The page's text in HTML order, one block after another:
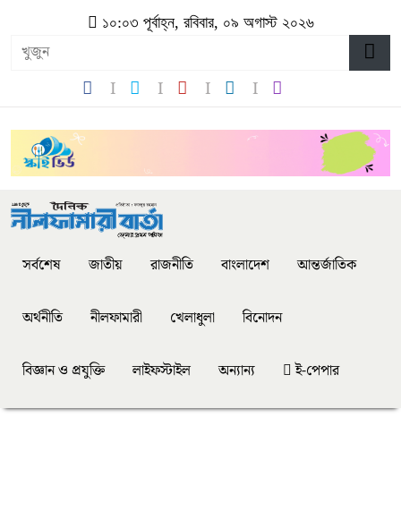
১০:০৩ পূর্বাহ্ন, রবিবার, ০৯ অগাস্ট ২০২৬
সর্বশেষ জাতীয় রাজনীতি বাংলাদেশ আন্তর্জাতিক
অর্থনীতি নীলফামারী খেলাধুলা বিনোদন
বিজ্ঞান ও প্রযুক্তি লাইফস্টাইল অন্যান্য ই-পেপার